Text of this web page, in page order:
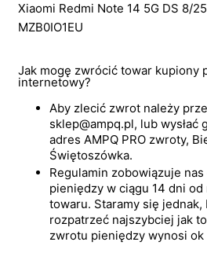
Xiaomi Redmi Note 14 5G DS 8/
MZB0IO1EU
Jak mogę zwrócić towar kupiony
internetowy?
Aby zlecić zwrot należy
sklep@ampq.pl, lub wysłać
adres AMPQ PRO zwroty,
Świętoszówka.
Regulamin zobowiązuje
pieniędzy w ciągu 14 dni
towaru. Staramy się
rozpatrzeć najszybciej jak
zwrotu pieniędzy wynosi